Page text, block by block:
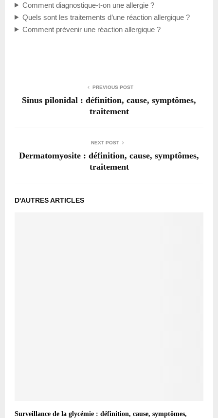
Comment diagnostique-t-on une allergie ?
Quels sont les traitements d’une réaction allergique ?
Comment prévenir une réaction allergique ?
PREVIOUS POST
Sinus pilonidal : définition, cause, symptômes,
traitement
NEXT POST
Dermatomyosite : définition, cause, symptômes,
traitement
D'AUTRES ARTICLES
Surveillance de la glycémie : définition, cause, symptômes,